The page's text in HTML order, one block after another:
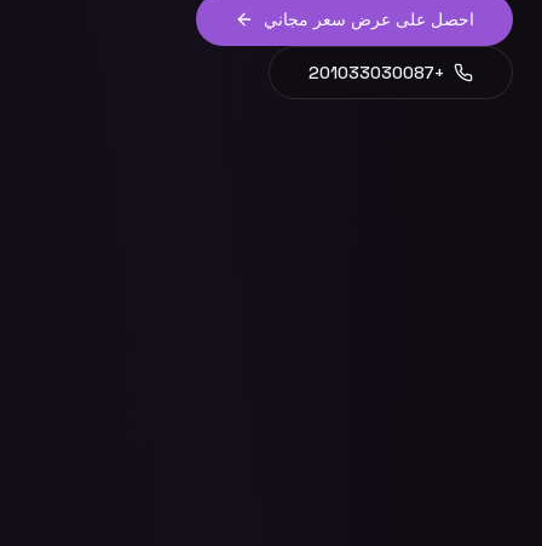
احصل على عرض سعر مجاني
+201033030087